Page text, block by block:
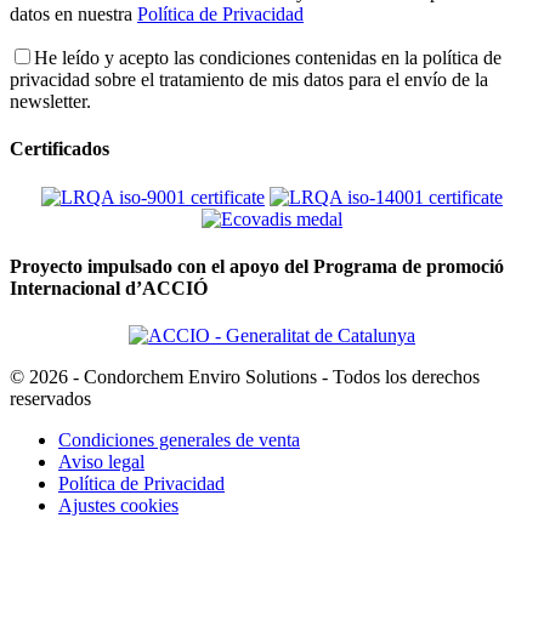
datos en nuestra Política de Privacidad
He leído y acepto las condiciones contenidas en la política de
privacidad sobre el tratamiento de mis datos para el envío de la
newsletter.
Certificados
Proyecto impulsado con el apoyo del Programa de promoció
Internacional d’ACCIÓ
© 2026 - Condorchem Enviro Solutions - Todos los derechos
reservados
Condiciones generales de venta
Aviso legal
Política de Privacidad
Ajustes cookies